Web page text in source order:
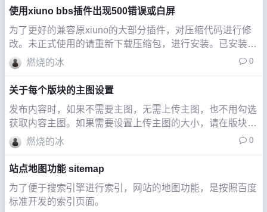
使用xiuno bbs插件出现500错误或白屏
为了更好的兼容原xiuno的大部分插件，对压缩代码进行修
改。未正式使用的请重新下载压缩包，进行安装。已安装的
请按照以下方法自行添加。
燃烧的冰 0
关于每个版块的主图设置
发布内容时，如果不需要主图，无需上传主图，也不用勾选
获取内容主图。如果需要设置上传主图的大小，请在版块设
置里进行设置，下图
燃烧的冰 0
站点地图功能 sitemap
为了便于搜索引擎进行索引，网站的地图功能，是按照百度
标准开发的索引页面。